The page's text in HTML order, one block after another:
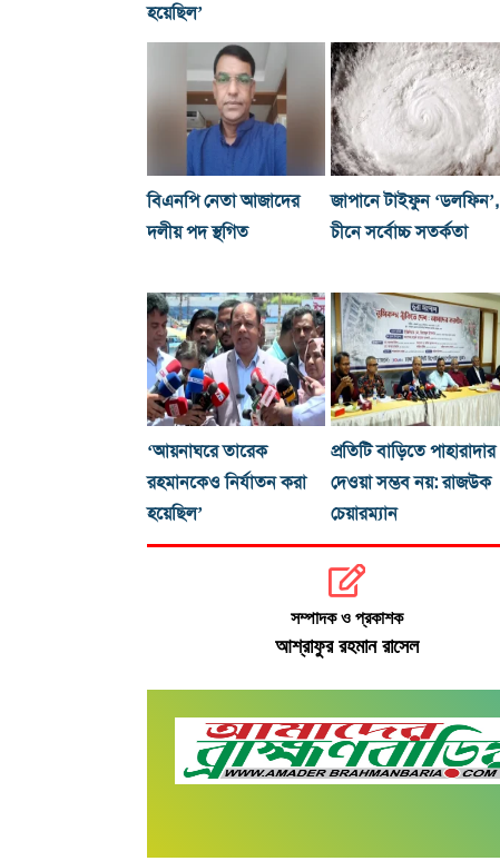
হয়েছিল’
বিএনপি নেতা আজাদের
দলীয় পদ স্থগিত
জাপানে টাইফুন ‘ডলফিন’,
চীনে সর্বোচ্চ সতর্কতা
‘আয়নাঘরে তারেক
রহমানকেও নির্যাতন করা
হয়েছিল’
প্রতিটি বাড়িতে পাহারাদার
দেওয়া সম্ভব নয়: রাজউক
চেয়ারম্যান
সম্পাদক ও প্রকাশক
আশ্রাফুর রহমান রাসেল